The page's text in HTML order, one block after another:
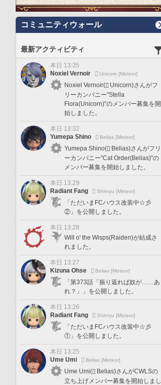
コミュニティウォール
最新アクティビティ
本日 13:35
Noxiel Vernoir
Unicorn [Meteor]
Noxiel Vernoir(
Unicorn)さんがフ
リーカンパニー"Stella
Flora(Unicorn)"のメンバー募集を開
始しました。
本日 13:32
Yumepa Shino
Belias [Meteor]
Yumepa Shino(
Belias)さんがフリ
ーカンパニー"Cat Order(Belias)"の
メンバー募集を開始しました。
本日 13:29
Radiant Fang
Shinryu [Meteor]
「ただいまFCハウス改装中☆彡
②」を公開しました。
本日 13:28
Will o' the Wisps(Raiden)が結成さ
れました。
本日 13:27
Kizuna Ohse
Belias [Meteor]
「第373話「振り返れば奴が……あ
れ？」」を公開しました。
本日 13:26
Radiant Fang
Shinryu [Meteor]
「ただいまFCハウス改装中☆彡
①」を公開しました。
本日 13:25
Ume Umi
Belias [Meteor]
Ume Umi(
Belias)さんがCWLSの
立ち上げメンバー募集を開始しまし